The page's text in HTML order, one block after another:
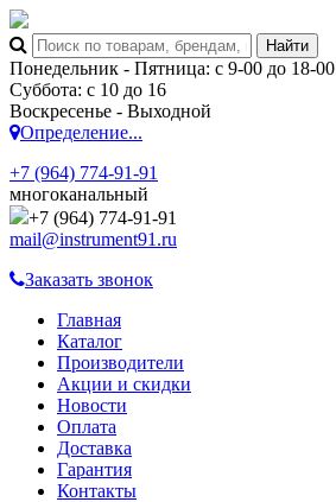
Понедельник - Пятница: с 9-00 до 18-00
Суббота: с 10 до 16
Воскресенье - Выходной
Определение...
+7 (964) 774-91-91
многоканальный
+7 (964) 774-91-91
mail@instrument91.ru
Заказать звонок
Главная
Каталог
Производители
Акции и скидки
Новости
Оплата
Доставка
Гарантия
Контакты